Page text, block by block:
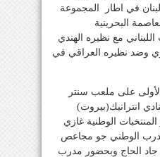
لبنان في اطار المجموعة
البحرينية
مع نظيره الهندي
وضد نظيره العراقي في
على ملعب سنتر
انترانيك(بيروت)
الوطنية غازي
الوطني جو مجاعص
الحاج وبحضور مدرب